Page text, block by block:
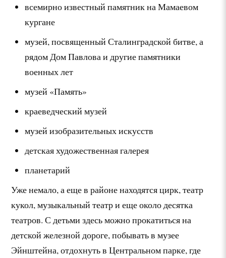
всемирно известный памятник на Мамаевом
кургане
музей, посвященный Сталинградской битве, а
рядом Дом Павлова и другие памятники
военных лет
музей «Память»
краеведческий музей
музей изобразительных искусств
детская художественная галерея
планетарий
Уже немало, а еще в районе находятся цирк, театр
кукол, музыкальный театр и еще около десятка
театров. С детьми здесь можно прокатиться на
детской железной дороге, побывать в музее
Эйнштейна, отдохнуть в Центральном парке, где